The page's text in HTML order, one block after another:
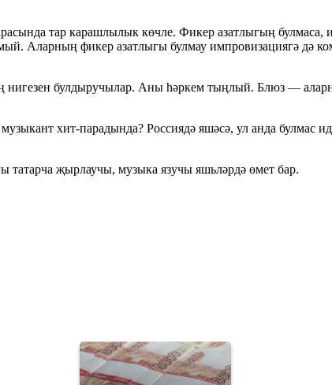
тар карашлылык көчле. Фикер азатлыгың булмаса,
Аларның фикер азатлыгы булмау импровизациягә дә
булдыручылар. Аны һәркем тыңлый. Блюз —
хит-парадында? Россиядә яшәсә, ул анда булмас
татарча җырлаучы, музыка язучы яшьләрдә өмет бар.